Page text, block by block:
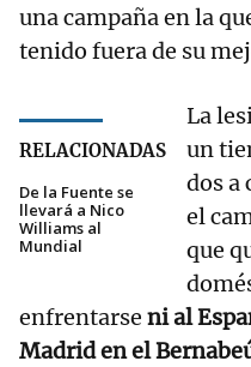
una campaña en la
tenido fuera de su
RELACIONADAS
De la Fuente se
llevará a Nico
Williams al
Mundial
La
un
dos a
el
que
enfrentarse ni al
Madrid en el